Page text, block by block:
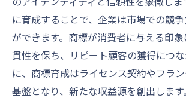
に育成することで、企業は市場での競
ができます。商標が消費者に与える印
貫性を保ち、リピート顧客の獲得につ
に、商標育成はライセンス契約やフラ
基盤となり、新たな収益源を創出します